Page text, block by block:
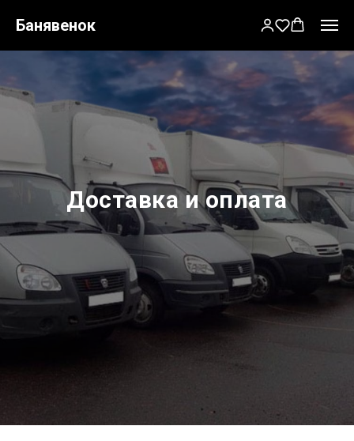
Банявенок
Доставка и оплата